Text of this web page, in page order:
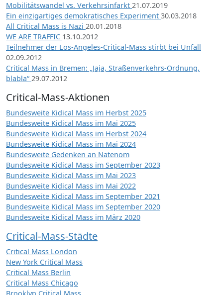
Mobilitätswandel vs. Verkehrsinfarkt 21.07.2019
Ein einzigartiges demokratisches Experiment 30.03.2018
All Critical Mass is Nazi 20.01.2018
WE ARE TRAFFIC 13.10.2012
Teilnehmer der Los-Angeles-Critical-Mass stirbt bei Unfall
02.09.2012
Critical Mass in Bremen: „Jaja, Straßenverkehrs-Ordnung,
blabla“ 29.07.2012
Critical-Mass-Aktionen
Bundesweite Kidical Mass im Herbst 2025
Bundesweite Kidical Mass im Mai 2025
Bundesweite Kidical Mass im Herbst 2024
Bundesweite Kidical Mass im Mai 2024
Bundesweite Gedenken an Natenom
Bundesweite Kidical Mass im September 2023
Bundesweite Kidical Mass im Mai 2023
Bundesweite Kidical Mass im Mai 2022
Bundesweite Kidical Mass im September 2021
Bundesweite Kidical Mass im September 2020
Bundesweite Kidical Mass im März 2020
Critical-Mass-Städte
Critical Mass London
New York Critical Mass
Critical Mass Berlin
Critical Mass Chicago